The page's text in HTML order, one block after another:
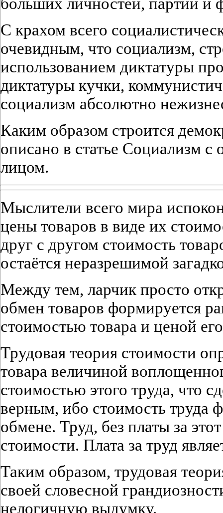
С крахом всего
очевидным, что социализм,
использованием диктатуры
диктатуры кучки,
социализм абсолютно
Каким образом строится
описано в статье Социализм с
лицом.
Мыслители всего мира
цены товаров в виде их
друг с другом стоимость
остаётся неразрешимой
Между тем, ларчик просто
обмен товаров формируется
стоимостью товара и ценой
Трудовая теория стоимости
товара величиной
стоимостью этого труда, что
верным, ибо стоимость труда
обмене. Труд, без платы за
стоимости. Плата за труд
Таким образом, трудовая
своей словесной
нелогичную выдумку.